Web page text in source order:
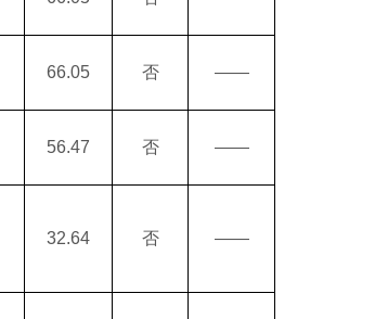
66.05 否 ——
56.47 否 ——
32.64 否 ——